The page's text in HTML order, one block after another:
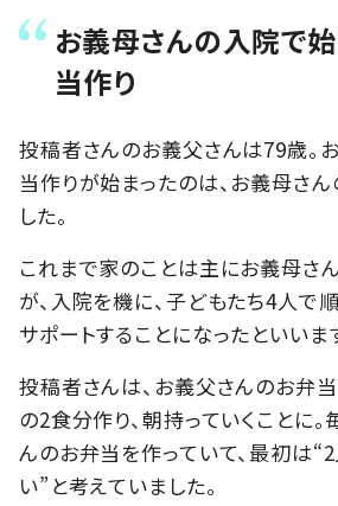
お義母さんの入院で
当作り
投稿者さんのお義父さんは79歳。
当作りが始まったのは、お義母さ
した。
これまで家のことは主にお義母さ
が、入院を機に、子どもたち4人で
サポートすることになったといいま
投稿者さんは、お義父さんのお弁
の2食分作り、朝持っていくことに
んのお弁当を作っていて、最初は
い”と考えていました。